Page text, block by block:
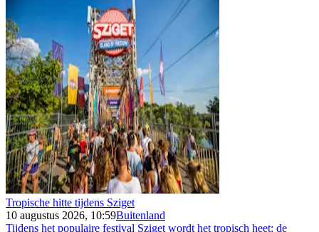
Tropische hitte tijdens Sziget
10 augustus 2026, 10:59Buitenland
Tijdens het populaire festival Sziget wordt het tropisch heet: de